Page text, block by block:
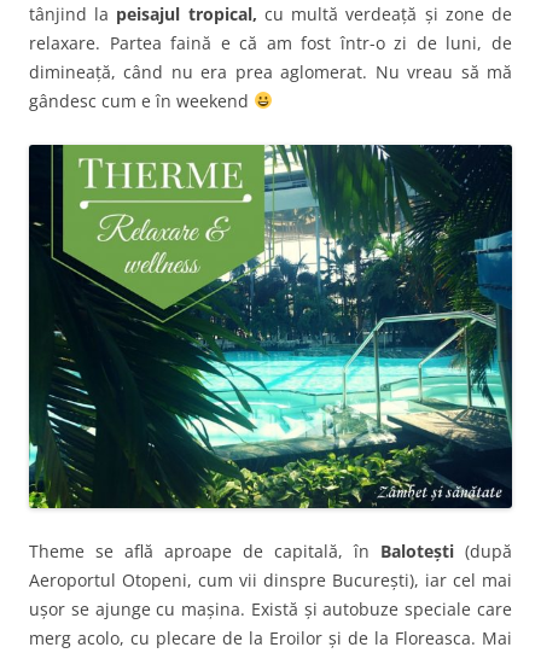
tânjind la peisajul tropical, cu multă verdeață și zone de
relaxare. Partea faină e că am fost într-o zi de luni, de
dimineață, când nu era prea aglomerat. Nu vreau să mă
gândesc cum e în weekend
Theme se află aproape de capitală, în Balotești (după
Aeroportul Otopeni, cum vii dinspre București), iar cel mai
ușor se ajunge cu mașina. Există și autobuze speciale care
merg acolo, cu plecare de la Eroilor și de la Floreasca. Mai